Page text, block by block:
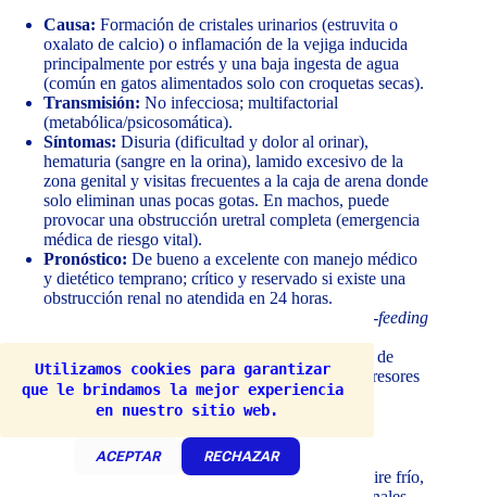
Utilizamos cookies para garantizar
que le brindamos la mejor experiencia
en nuestro sitio web.
ACEPTAR RECHAZAR
Causa: Formación de cristales urinarios (estruvita o
oxalato de calcio) o inflamación de la vejiga inducida
principalmente por estrés y una baja ingesta de agua
(común en gatos alimentados solo con croquetas secas).
Transmisión: No infecciosa; multifactorial
(metabólica/psicosomática).
Síntomas: Disuria (dificultad y dolor al orinar),
hematuria (sangre en la orina), lamido excesivo de la
zona genital y visitas frecuentes a la caja de arena donde
solo eliminan unas pocas gotas. En machos, puede
provocar una obstrucción uretral completa (emergencia
médica de riesgo vital).
Pronóstico: De bueno a excelente con manejo médico
y dietético temprano; crítico y reservado si existe una
obstrucción renal no atendida en 24 horas.
mix-feeding
estimular el consumo hídrico, mantener las cajas de
arena escrupulosamente limpias y reducir los estresores
ambientales en el hogar.
Hipotermia y Resfriados Comunes
Exposición prolongada a corrientes de aire frío,